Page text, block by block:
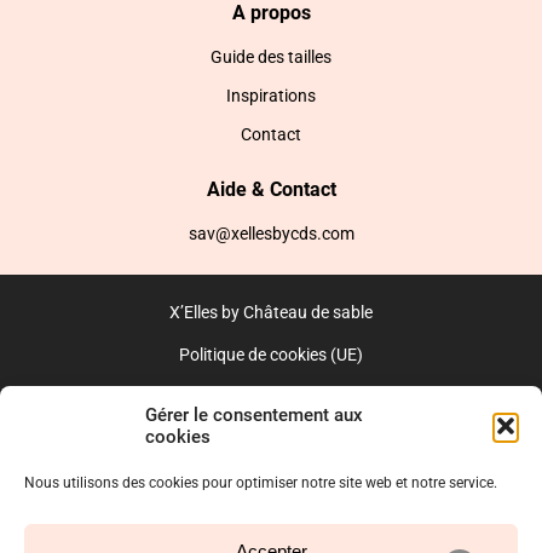
Gérer le consentement aux
cookies
Nous utilisons des cookies pour optimiser notre site web et notre service.
A propos
Guide des tailles
Inspirations
Contact
Aide & Contact
sav@xellesbycds.com
X’Elles by Château de sable
Politique de cookies (UE)
Réalisé par l’agence web :